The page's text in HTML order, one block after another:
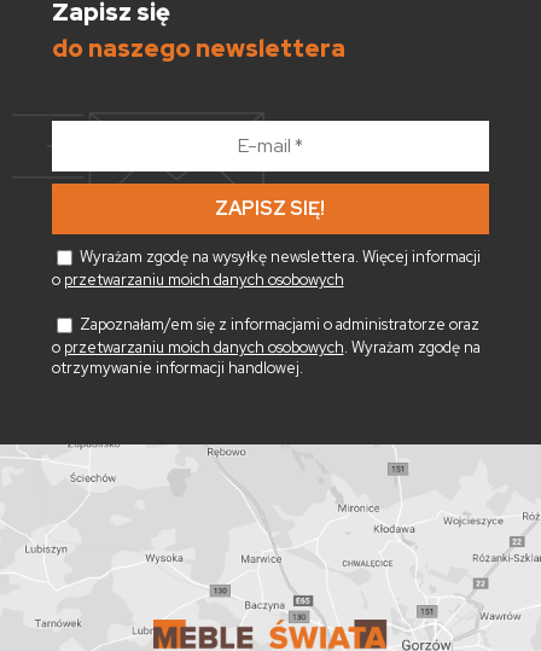
Zapisz się
do naszego newslettera
*
Wyrażam zgodę na wysyłkę newslettera. Więcej informacji
o przetwarzaniu moich danych osobowych
Zapoznałam/em się z informacjami o administratorze oraz
o przetwarzaniu moich danych osobowych. Wyrażam zgodę na
otrzymywanie informacji handlowej.